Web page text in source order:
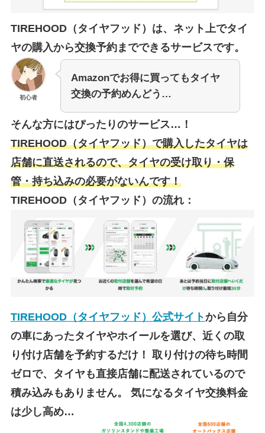
TIREHOOD（タイヤフッド）は、ネット上でタイ
ヤの購入から交換予約までできるサービスです。
初心者
Amazonでお得に買ってもタイヤ
交換の予約めんどう…
そんな方にはぴったりのサービス…！
TIREHOOD（タイヤフッド）で購入したタイヤは
店舗に直送されるので、タイヤの受け取り・保
管・持ち込みの必要がないんです！
TIREHOOD（タイヤフッド）の流れ：
TIREHOOD（タイヤフッド）公式サイトから自分
の車にあったタイヤやホイールを選び、近くの取
り付け店舗を予約するだけ！ 取り付けの待ち時間
ゼロで、タイヤも直接店舗に配送されているので
積み込みもありません。
気になるタイヤ交換料金
は少し高め…